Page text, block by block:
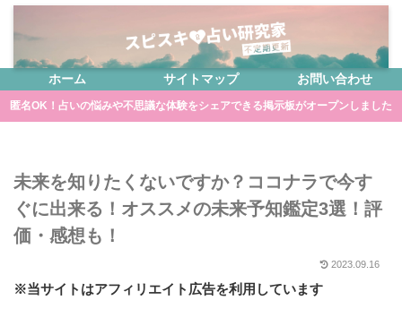
ホーム サイトマップ お問い合わせ
匿名OK！占いの悩みや不思議な体験をシェアできる掲示板がオープンしました
未来を知りたくないですか？ココナラで今す
ぐに出来る！オススメの未来予知鑑定3選！評
価・感想も！
2023.09.16
※当サイトはアフィリエイト広告を利用しています